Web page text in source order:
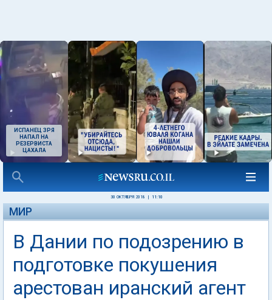
ИСПАНЕЦ ЗРЯ
НАПАЛ НА
РЕЗЕРВИСТА
ЦАХАЛА
30 ОКТЯБРЯ 2018 11:10
МИР
В Дании по подозрению в
подготовке покушения
арестован иранский агент